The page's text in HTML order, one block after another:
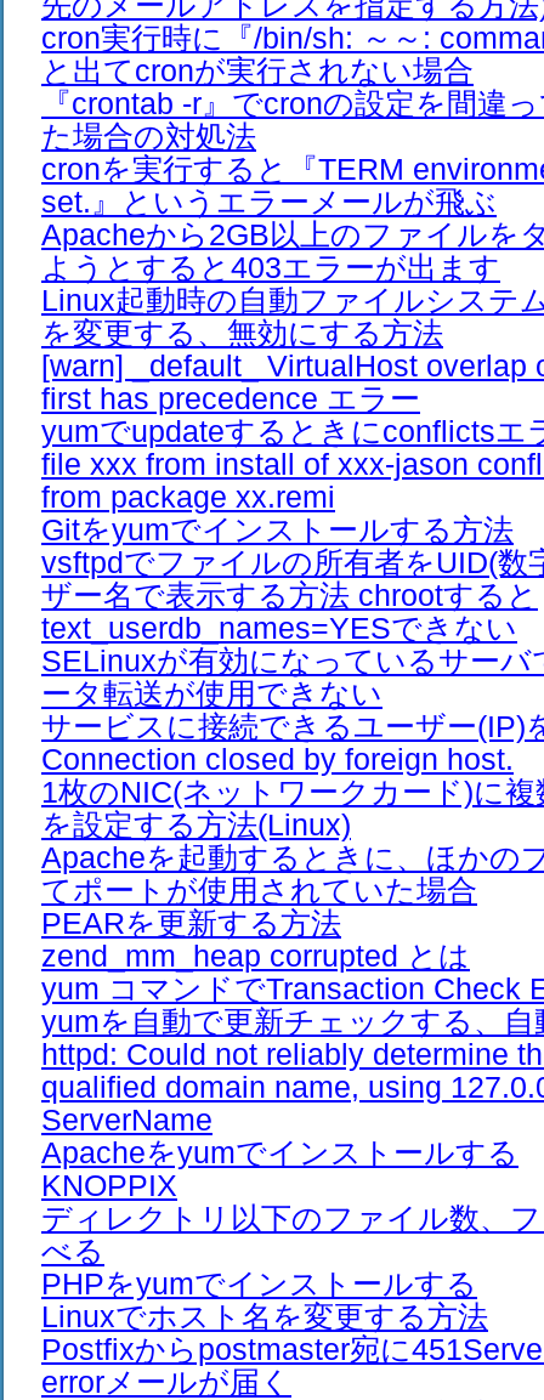
cron実行時に『/bin/sh: ～～:
と出てcronが実行されない場合
『crontab -r』でcronの設定を間違
た場合の対処法
cronを実行すると『TERM
set.』というエラーメールが飛ぶ
Apacheから2GB以上のファイルを
ようとすると403エラーが出ます
Linux起動時の自動ファイルシステ
を変更する、無効にする方法
[warn] _default_ VirtualHost overlap
first has precedence エラー
yumでupdateするときにconflictsエ
file xxx from install of xxx-jason
from package xx.remi
Gitをyumでインストールする方法
vsftpdでファイルの所有者をUID(数
ザー名で表示する方法 chrootすると
text_userdb_names=YESできない
SELinuxが有効になっているサーバ
ータ転送が使用できない
サービスに接続できるユーザー(IP)
Connection closed by foreign host.
1枚のNIC(ネットワークカード)に
を設定する方法(Linux)
Apacheを起動するときに、ほかの
てポートが使用されていた場合
PEARを更新する方法
zend_mm_heap corrupted とは
yum コマンドでTransaction Check
yumを自動で更新チェックする、
httpd: Could not reliably determine
qualified domain name, using
ServerName
Apacheをyumでインストールする
KNOPPIX
ディレクトリ以下のファイル数、
べる
PHPをyumでインストールする
Linuxでホスト名を変更する方法
Postfixからpostmaster宛に
errorメールが届く